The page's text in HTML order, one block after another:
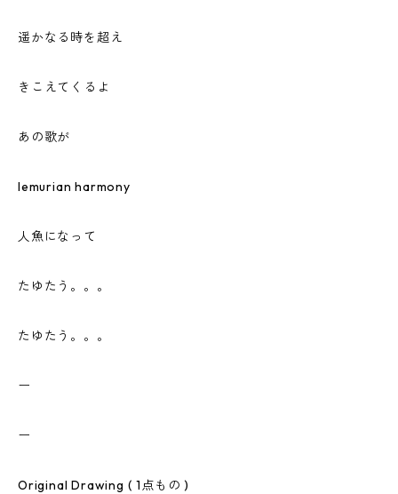
遥かなる時を超え
きこえてくるよ
あの歌が
lemurian harmony
人魚になって
たゆたう。。。
たゆたう。。。
ー
ー
Original Drawing ( 1点もの )